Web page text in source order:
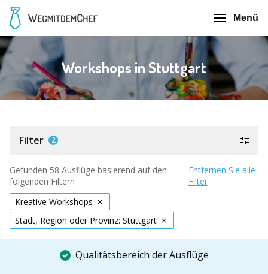
Menü
Workshops in Stuttgart
Filter 2
Gefunden 58 Ausflüge basierend auf den
folgenden Filtern
Entfernen Sie alle
Filter
Kreative Workshops
Stadt, Region oder Provinz: Stuttgart
Qualitätsbereich der Ausflüge